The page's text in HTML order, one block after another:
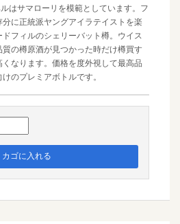
はサマローリを模範としています。フ
に正統派ヤングアイラテイストを楽
フィルのシェリーバット樽。ウイス
の樽原酒が見つかった時だけ樽買す
なります。価格を度外視して最高品
のプレミアボトルです。